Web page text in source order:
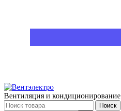
Вентиляция и кондиционирование
Поиск